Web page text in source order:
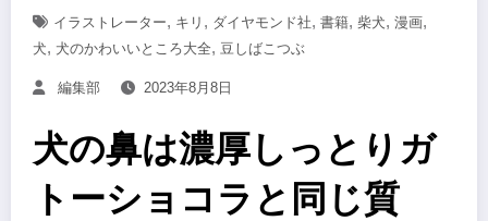
イラストレーター, キリ , ダイヤモンド社, 書籍, 柴犬, 漫画,
犬, 犬のかわいいところ大全, 豆しばこつぶ
編集部 2023年8月8日
犬の鼻は濃厚しっとりガ
トーショコラと同じ質